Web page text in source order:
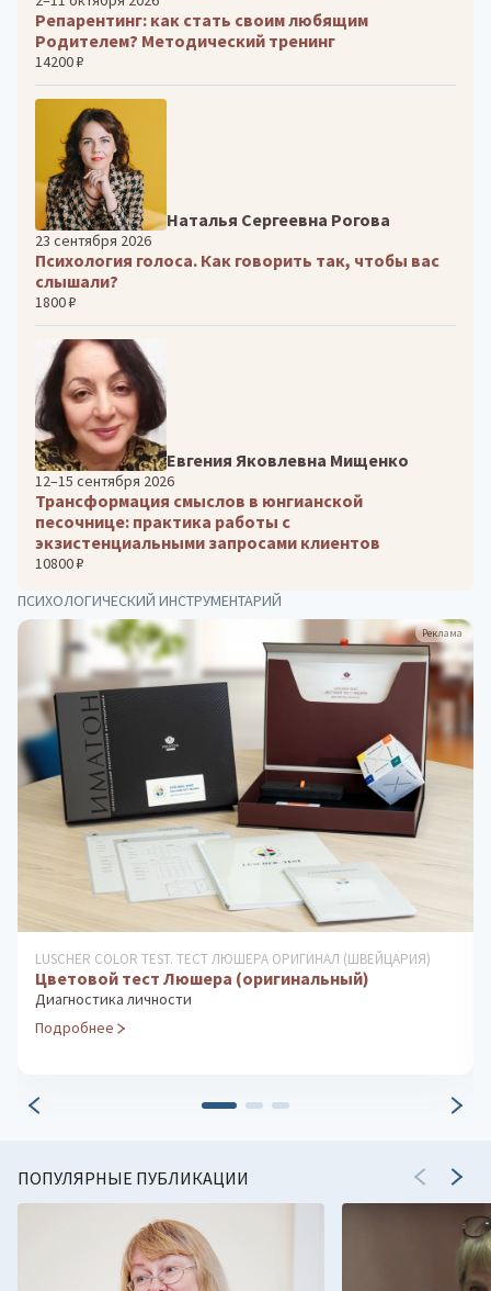
Репарентинг: как стать своим любящим
Родителем? Методический тренинг
14200 ₽
Наталья Сергеевна Рогова
23 сентября 2026
Психология голоса. Как говорить так, чтобы вас
слышали?
1800 ₽
Евгения Яковлевна Мищенко
12–15 сентября 2026
Трансформация смыслов в юнгианской
песочнице: практика работы с
экзистенциальными запросами клиентов
10800 ₽
ПСИХОЛОГИЧЕСКИЙ ИНСТРУМЕНТАРИЙ
Реклама
ДИАГНОСТИКА МОТИВАЦИИ
Мониторинг трудовых мотивов
Диагностика и управление мотивацией персонала в
организации
ПОПУЛЯРНЫЕ ПУБЛИКАЦИИ